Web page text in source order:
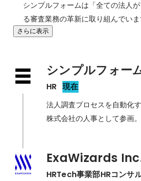
シンプルフォームは「全ての法人
る審査業務の革新に取り組んでい
さらに表示
シンプルフォー
HR 現在
法人調査プロセスを自動化
株式会社の人事として参画。
ExaWizards
HRTech事業部HRコンサ